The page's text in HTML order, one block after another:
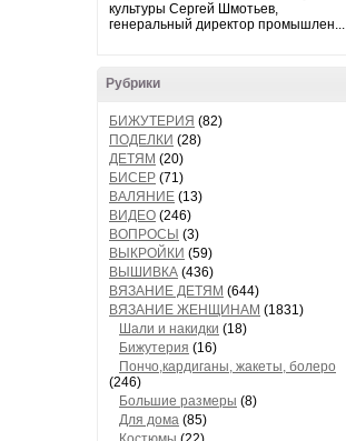
культуры Сергей Шмотьев,
генеральный директор промышлен...
Рубрики
БИЖУТЕРИЯ (82)
ПОДЕЛКИ (28)
ДЕТЯМ (20)
БИСЕР (71)
ВАЛЯНИЕ (13)
ВИДЕО (246)
ВОПРОСЫ (3)
ВЫКРОЙКИ (59)
ВЫШИВКА (436)
ВЯЗАНИЕ ДЕТЯМ (644)
ВЯЗАНИЕ ЖЕНЩИНАМ (1831)
Шали и накидки (18)
Бижутерия (16)
Пончо,кардиганы, жакеты, болеро
(246)
Большие размеры (8)
Для дома (85)